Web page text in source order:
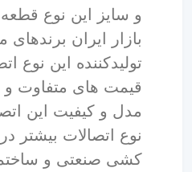
و سایز این نوع
بازار ایران
تولیدکننده این نوع
قیمت های متفاوت و
مدل و کیفیت این
نوع اتصالات بیشتر
کشی صنعتی و